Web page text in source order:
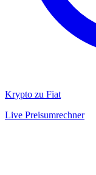
Krypto zu Fiat
Live Preisumrechner